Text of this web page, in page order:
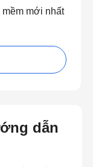
mới nhất
dẫn